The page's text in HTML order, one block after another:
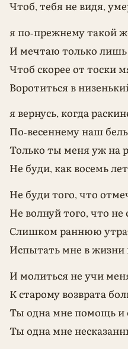
Чтоб, тебя не видя,
я по-прежнему такой
И мечтаю только
Чтоб скорее от тоски
Воротиться в
я вернусь, когда
По-весеннему наш
Только ты меня уж на
Не буди, как восемь
Не буди того, что
Не волнуй того, что не
Слишком раннюю
Испытать мне в жизни
И молиться не учи
К старому возврата
Ты одна мне помощь и
Ты одна мне